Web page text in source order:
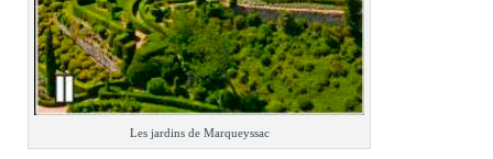
Les jardins de Marqueyssac